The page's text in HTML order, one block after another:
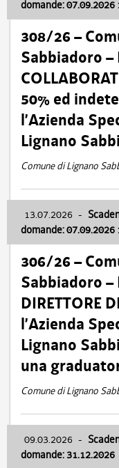
domande: 07.09.2026
308/26 –
Sabbiadoro –
50% ed
l’Azienda
Lignano
Comune di Lignano
13.07.2026 -
domande: 07.09.2026
306/26 –
Sabbiadoro –
DIRETTORE
l’Azienda
Lignano
una
Comune di Lignano
09.03.2026 -
domande: 31.12.2026